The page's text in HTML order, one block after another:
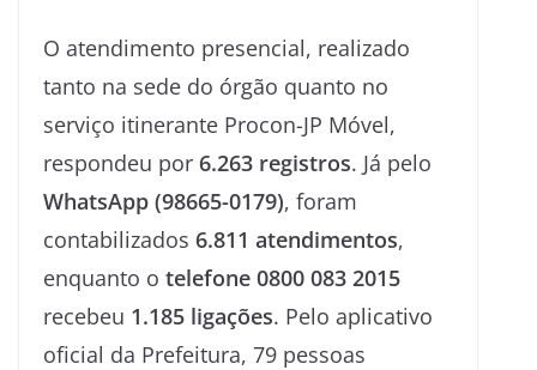
O atendimento presencial, realizado
tanto na sede do órgão quanto no
serviço itinerante Procon-JP Móvel,
respondeu por 6.263 registros. Já pelo
WhatsApp (98665-0179), foram
contabilizados 6.811 atendimentos,
enquanto o telefone 0800 083 2015
recebeu 1.185 ligações. Pelo aplicativo
oficial da Prefeitura, 79 pessoas